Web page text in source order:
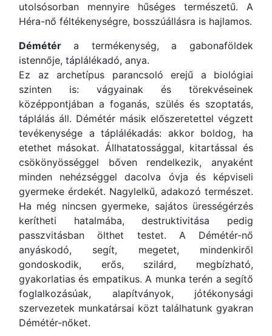
utolsósorban mennyire hűséges természetű. A
Héra-nő féltékenységre, bosszúállásra is hajlamos.
Démétér a termékenység, a gabonaföldek
istennője, táplálékadó, anya.
Ez az archetípus parancsoló erejű a biológiai
szinten is: vágyainak és törekvéseinek
középpontjában a foganás, szülés és szoptatás,
táplálás áll. Démétér másik előszeretettel végzett
tevékenysége a táplálékadás: akkor boldog, ha
etethet másokat. Állhatatossággal, kitartással és
csökönyösséggel bőven rendelkezik, anyaként
minden nehézséggel dacolva óvja és képviseli
gyermeke érdekét. Nagylelkű, adakozó természet.
Ha még nincsen gyermeke, sajátos ürességérzés
kerítheti hatalmába, destruktivitása pedig
passzvitásban ölthet testet. A Démétér-nő
anyáskodó, segít, megetet, mindenkiről
gondoskodik, erős, szilárd, megbízható,
gyakorlatias és empatikus. A munka terén a segítő
foglalkozásúak, alapítványok, jótékonysági
szervezetek munkatársai közt találhatunk gyakran
Démétér-nőket.